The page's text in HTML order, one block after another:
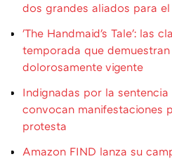
dos grandes aliados para
'The Handmaid's Tale': las
temporada que
dolorosamente vigente
Indignadas por la
convocan manifestaciones
protesta
Amazon FIND lanza su